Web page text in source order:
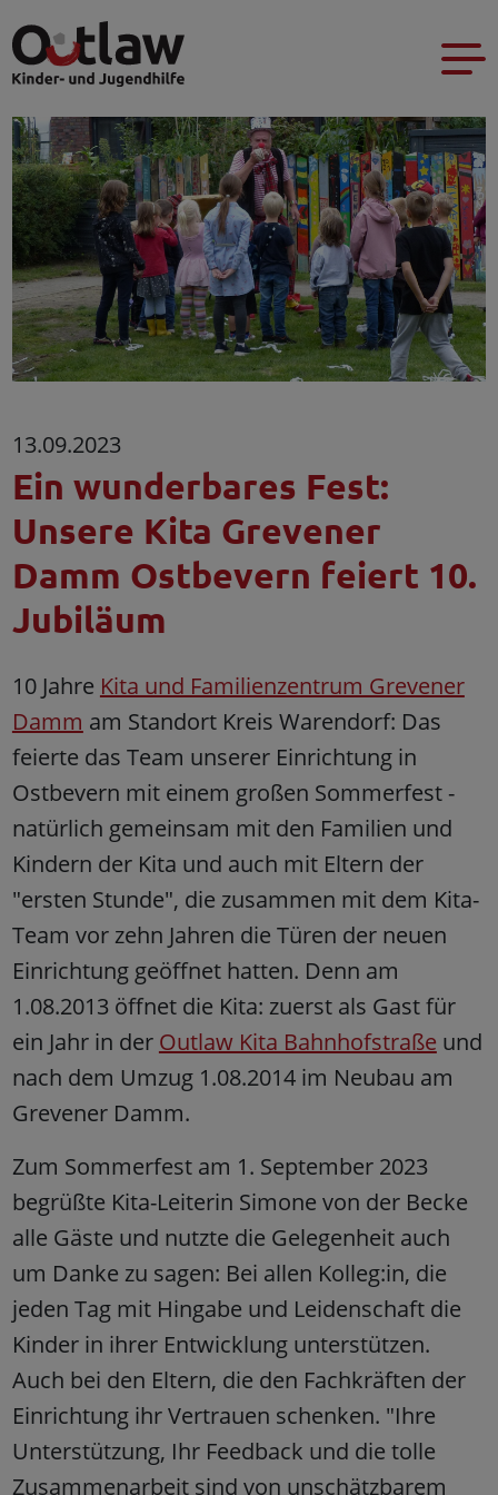
13.09.2023
Ein wunderbares Fest:
Unsere Kita Grevener
Damm Ostbevern feiert 10.
Jubiläum
10 Jahre Kita und Familienzentrum Grevener
Damm am Standort Kreis Warendorf: Das
feierte das Team unserer Einrichtung in
Ostbevern mit einem großen Sommerfest -
natürlich gemeinsam mit den Familien und
Kindern der Kita und auch mit Eltern der
"ersten Stunde", die zusammen mit dem Kita-
Team vor zehn Jahren die Türen der neuen
Einrichtung geöffnet hatten. Denn am
1.08.2013 öffnet die Kita: zuerst als Gast für
ein Jahr in der Outlaw Kita Bahnhofstraße und
nach dem Umzug 1.08.2014 im Neubau am
Grevener Damm.
Zum Sommerfest am 1. September 2023
begrüßte Kita-Leiterin Simone von der Becke
alle Gäste und nutzte die Gelegenheit auch
um Danke zu sagen: Bei allen Kolleg:in, die
jeden Tag mit Hingabe und Leidenschaft die
Kinder in ihrer Entwicklung unterstützen.
Auch bei den Eltern, die den Fachkräften der
Einrichtung ihr Vertrauen schenken. "Ihre
Unterstützung, Ihr Feedback und die tolle
Zusammenarbeit sind von unschätzbarem